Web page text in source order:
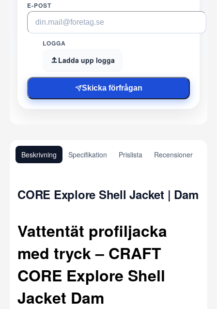
E-POST
LOGGA
Ladda upp logga
Skicka förfrågan
Beskrivning Specifikation Prislista Recensioner
CORE Explore Shell Jacket | Dam
Vattentät profiljacka
med tryck – CRAFT
CORE Explore Shell
Jacket Dam